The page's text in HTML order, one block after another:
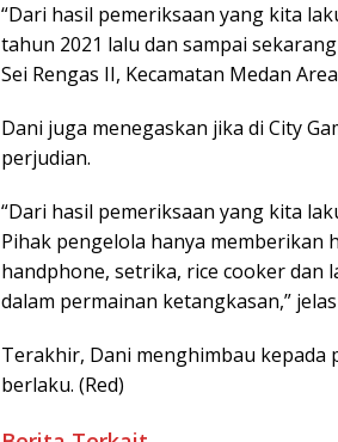
“Dari hasil pemeriksaan yang kita
tahun 2021 lalu dan sampai
Sei Rengas II, Kecamatan Medan
Dani juga menegaskan jika di City
perjudian.
“Dari hasil pemeriksaan yang kita
Pihak pengelola hanya memberikan
handphone, setrika, rice cooker
dalam permainan ketangkasan,”
Terakhir, Dani menghimbau
berlaku. (Red)